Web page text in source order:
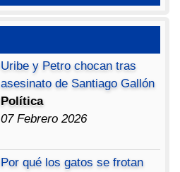
Uribe y Petro chocan tras
asesinato de Santiago Gallón
Política
07 Febrero 2026
Por qué los gatos se frotan